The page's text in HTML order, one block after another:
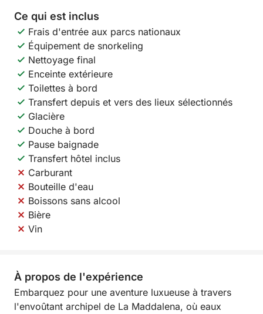
Ce qui est inclus
Frais d'entrée aux parcs nationaux
Équipement de snorkeling
Nettoyage final
Enceinte extérieure
Toilettes à bord
Transfert depuis et vers des lieux sélectionnés
Glacière
Douche à bord
Pause baignade
Transfert hôtel inclus
Carburant
Bouteille d'eau
Boissons sans alcool
Bière
Vin
À propos de l'expérience
Embarquez pour une aventure luxueuse à travers
l'envoûtant archipel de La Maddalena, où eaux